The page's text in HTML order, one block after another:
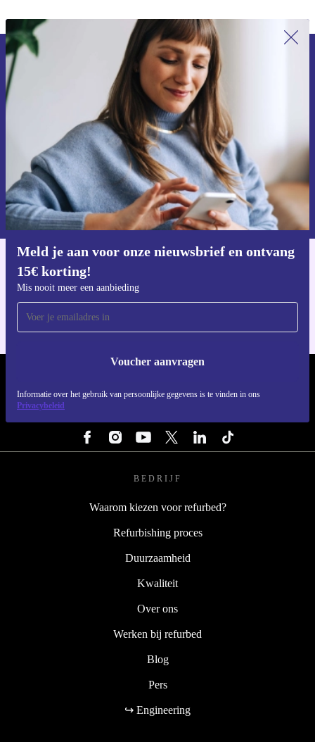
Meld je aan voor onze nieuwsbrief en ontvang
15€ korting!
Mis nooit meer een aanbieding
Voucher aanvragen
Informatie over het gebruik van persoonlijke gegevens is te vinden in ons
Privacybeleid
Meld je aan voor onze nieuwsbrief en
ontvang €15 korting!
Mis nooit meer een aanbieding.
Voucher aanvragen
Informatie over het gebruik van persoonsgegevens vind je in ons
privacybeleid.
Voor iOS en Android
BEDRIJF
Waarom kiezen voor refurbed?
Refurbishing proces
Duurzaamheid
Kwaliteit
Over ons
Werken bij refurbed
Blog
Pers
↪ Engineering